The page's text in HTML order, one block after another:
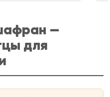
—
для